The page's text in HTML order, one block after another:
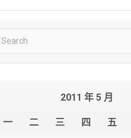
2011 年 5 月
一 二 三 四 五